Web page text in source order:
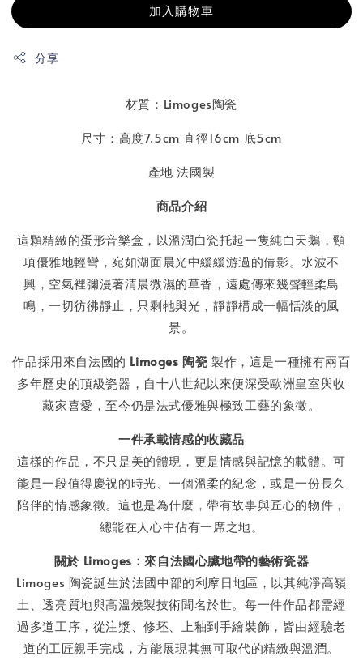
加入購物車
分享
材質：Limoges陶瓷
尺寸：高度7.5cm 直徑16cm 底5cm
產地 法國製
商品介紹
這顆精緻的蛋形音樂盒，以溫潤白瓷托起一隻純白天鵝，頸
項優雅地輕彎，宛如湖面晨光中緩緩游過的倩影。水波不
興，空氣裡彌漫著清晨微濕的草香，遠處傳來幾聲輕柔鳥
鳴，一切彷彿靜止，只剩牠與光，靜靜構成一幅恬淡的風
景。
作品採用來自法國的 Limoges 陶瓷 製作，這是一種擁有兩百
多年歷史的頂級瓷器，自十八世紀以來便深受歐洲皇室與收
藏家喜愛，至今仍是法式優雅與極致工藝的象徵。
一件承載情感的收藏品
這樣的作品，不只是美的體現，更是情感與記憶的載體。可
能是一段值得慶祝的時光、一個溫柔的紀念，或是一份長久
陪伴的情感象徵。這也是為什麼，帶有故事與匠心的物件，
總能在人心中佔有一席之地。
關於 Limoges：來自法國心臟地帶的藝術瓷器
Limoges 陶瓷誕生於法國中部的利摩日地區，以其純淨高嶺
土、透亮質地與高溫燒製技術聞名於世。每一件作品都需經
過多道工序，從注漿、修坯、上釉到手繪裝飾，皆由經驗老
道的工匠親手完成，方能展現其無可取代的精緻與溫潤。